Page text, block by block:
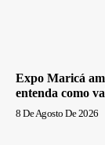
Expo Maricá
entenda como
8 De Agosto De 2026